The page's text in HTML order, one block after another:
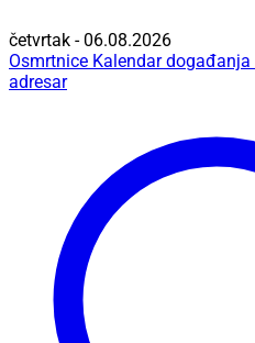
četvrtak - 06.08.2026
Osmrtnice Kalendar događanja
adresar